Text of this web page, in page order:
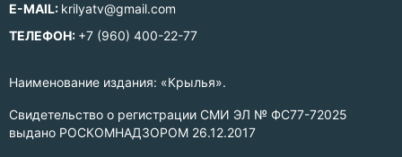
Наименование издания: «Крылья».
Свидетельство о регистрации СМИ ЭЛ № ФС77-72025
выдано РОСКОМНАДЗОРОМ 26.12.2017
E-MAIL: krilyatv@gmail.com
ТЕЛЕФОН: +7 (960) 400-22-77